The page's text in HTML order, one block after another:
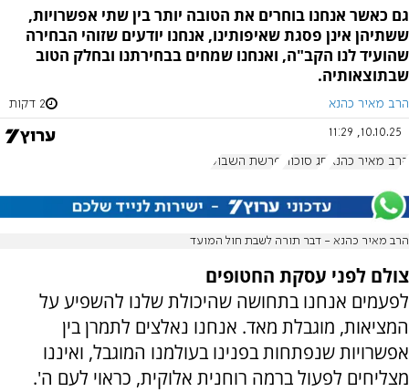
גם כאשר אנחנו בוחרים את הטובה יותר בין שתי אפשרויות,
ששתיהן אינן פסגת שאיפותינו, אנחנו יודעים שזוהי הבחירה
שהועיד לנו הקב"ה, ואנחנו שמחים בבחירתנו ובחלק הטוב
שבתוצאותיה.
הרב מאיר כהנא 2 דקות
10.10.25, 11:29
הרב מאיר כהנא חג סוכות פרשת השבוע
הרב מאיר כהנא - דבר תורה לשבת חול המועד
צולם לפני עסקת החטופים
לפעמים אנחנו בתחושה שהיכולת שלנו להשפיע על
המציאות, מוגבלת מאד. אנחנו נאלצים לתמרן בין
אפשרויות שנפתחות בפנינו בעולמנו המוגבל, ואיננו
מצליחים לפעול ברמה רוחנית אלוקית, כראוי לעם ה'.